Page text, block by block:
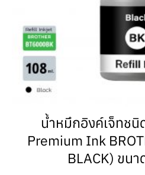
น้ำหมึกอิงค์เจ็ทชนิ
Premium Ink
BLACK) ขน